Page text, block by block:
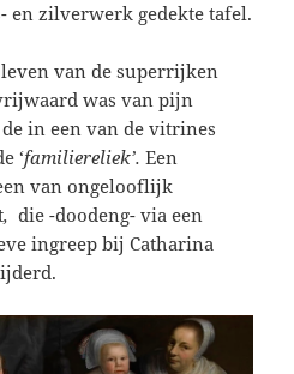
en zilverwerk gedekte tafel.
van de superrijken
was van pijn
in een van de vitrines
‘familiereliek’.Een
van ongelooflijk
,die -doodeng- via een
ingreep bij Catharina